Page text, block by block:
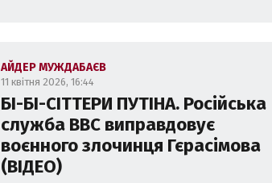
АЙДЕР МУЖДАБАЄВ
11 квітня 2026, 16:44
БІ-БІ-СІТТЕРИ ПУТІНА. Російська
служба ВВС виправдовує
воєнного злочинця Гєрасімова
(ВІДЕО)